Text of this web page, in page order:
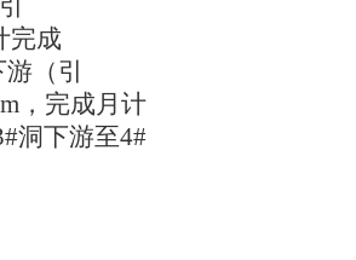
完成
（引
，完成月计
洞下游至4#